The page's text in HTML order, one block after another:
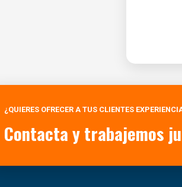
¿QUIERES OFRECER A TUS CLIENTES
Contacta y trabajemos